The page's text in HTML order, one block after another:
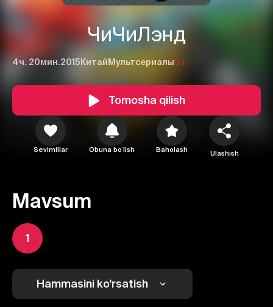
ЧиЧиЛэнд
4ч. 20мин.2015 Китай Мультсериалы0+
Tomosha qilish
Sevimlilar Obuna boʻlish Baholash Ulashish
Mavsum
1
Hammasini ko'rsatish
1 2
Bekor qilish Tizimga kirish